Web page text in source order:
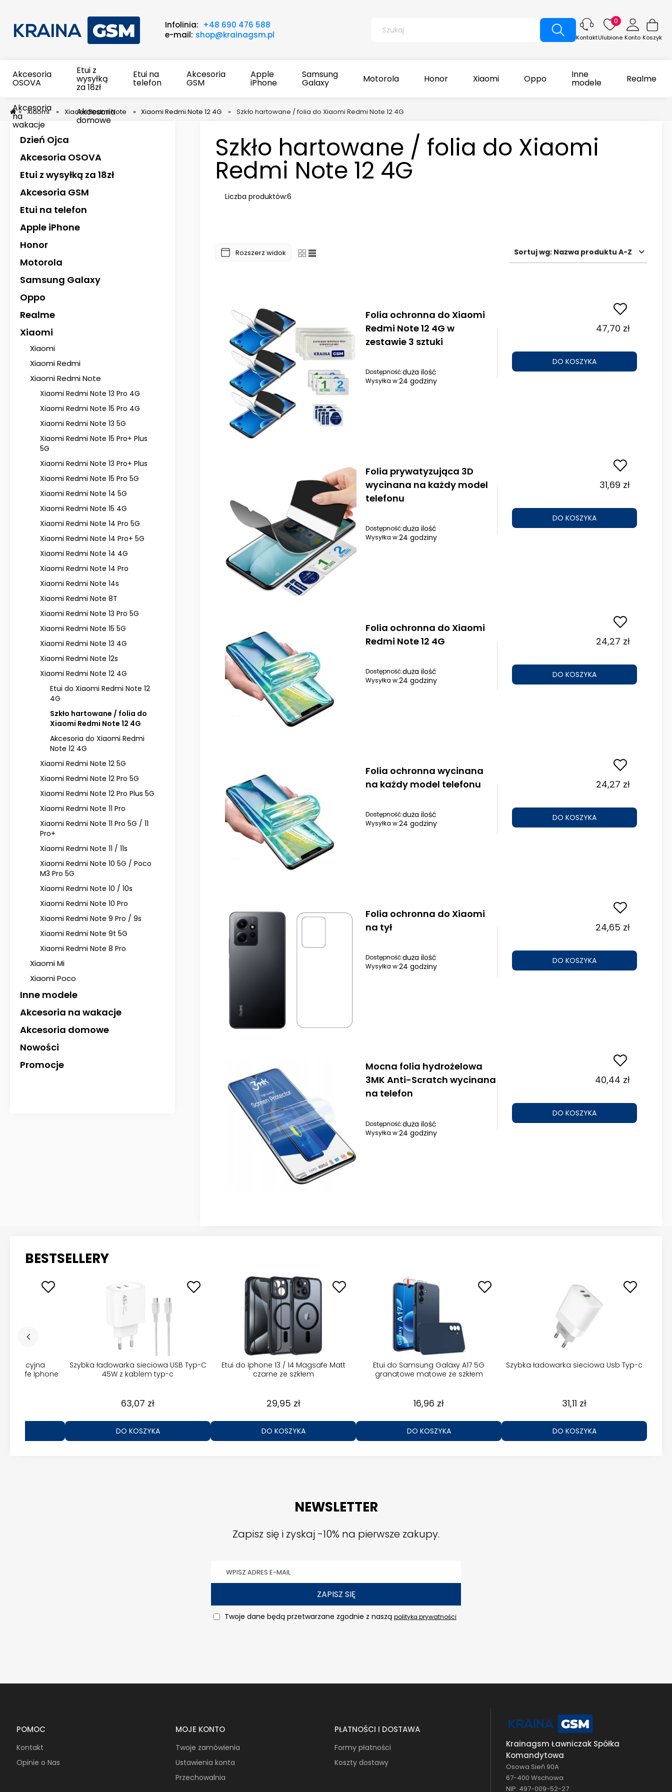
Infolinia: +48 690 476 588
e-mail: shop@krainagsm.pl Koszyk
Konto
KontaktUlubione
0
Akcesoria
OSOVA
Etui z
wysyłką
za 18zł
Etui na
telefon
Akcesoria
GSM
Apple
iPhone
Samsung
Galaxy Motorola Honor Xiaomi Oppo Inne
modele Realme
Akcesoria
na
wakacje
Akcesoria
domowe
» Xiaomi » Xiaomi Redmi Note » Xiaomi Redmi Note 12 4G » Szkło hartowane / folia do Xiaomi Redmi Note 12 4G
Dzień Ojca
Akcesoria OSOVA
Etui z wysyłką za 18zł
Akcesoria GSM
Etui na telefon
Apple iPhone
Honor
Motorola
Samsung Galaxy
Oppo
Realme
Xiaomi
Xiaomi
Xiaomi Redmi
Xiaomi Redmi Note
Xiaomi Redmi Note 13 Pro 4G
Xiaomi Redmi Note 15 Pro 4G
Xiaomi Redmi Note 13 5G
Xiaomi Redmi Note 15 Pro+ Plus
5G
Xiaomi Redmi Note 13 Pro+ Plus
Xiaomi Redmi Note 15 Pro 5G
Xiaomi Redmi Note 14 5G
Xiaomi Redmi Note 15 4G
Xiaomi Redmi Note 14 Pro 5G
Xiaomi Redmi Note 14 Pro+ 5G
Xiaomi Redmi Note 14 4G
Xiaomi Redmi Note 14 Pro
Xiaomi Redmi Note 14s
Xiaomi Redmi Note 8T
Xiaomi Redmi Note 13 Pro 5G
Xiaomi Redmi Note 15 5G
Xiaomi Redmi Note 13 4G
Xiaomi Redmi Note 12s
Xiaomi Redmi Note 12 4G
Etui do Xiaomi Redmi Note 12
4G
Szkło hartowane / folia do
Xiaomi Redmi Note 12 4G
Akcesoria do Xiaomi Redmi
Note 12 4G
Xiaomi Redmi Note 12 5G
Xiaomi Redmi Note 12 Pro 5G
Xiaomi Redmi Note 12 Pro Plus 5G
Xiaomi Redmi Note 11 Pro
Xiaomi Redmi Note 11 Pro 5G / 11
Pro+
Xiaomi Redmi Note 11 / 11s
Xiaomi Redmi Note 10 5G / Poco
M3 Pro 5G
Xiaomi Redmi Note 10 / 10s
Xiaomi Redmi Note 10 Pro
Xiaomi Redmi Note 9 Pro / 9s
Xiaomi Redmi Note 9t 5G
Xiaomi Redmi Note 8 Pro
Xiaomi Mi
Xiaomi Poco
Inne modele
Akcesoria na wakacje
Akcesoria domowe
Nowości
Promocje
Szkło hartowane / folia do Xiaomi
Redmi Note 12 4G
Liczba produktów:6
Rozszerz widok Sortuj wg: Nazwa produktu A-Z
Folia ochronna do Xiaomi
Redmi Note 12 4G w
zestawie 3 sztuki
Dostępność:duża ilość
Wysyłka w:24 godziny
47,70 zł
DO KOSZYKA
Folia prywatyzująca 3D
wycinana na każdy model
telefonu
Dostępność:duża ilość
Wysyłka w:24 godziny
31,69 zł
DO KOSZYKA
Folia ochronna do Xiaomi
Redmi Note 12 4G
Dostępność:duża ilość
Wysyłka w:24 godziny
24,27 zł
DO KOSZYKA
Folia ochronna wycinana
na każdy model telefonu
Dostępność:duża ilość
Wysyłka w:24 godziny
24,27 zł
DO KOSZYKA
Folia ochronna do Xiaomi
na tył
Dostępność:duża ilość
Wysyłka w:24 godziny
24,65 zł
DO KOSZYKA
Mocna folia hydrożelowa
3MK Anti-Scratch wycinana
na telefon
Dostępność:duża ilość
Wysyłka w:24 godziny
40,44 zł
DO KOSZYKA
BESTSELLERY
indukcyjna
Iphone
Szybka ładowarka sieciowa USB Typ-C
45W z kablem typ-c
63,07 zł
DO KOSZYKA
Etui do Iphone 13 / 14 Magsafe Matt
czarne ze szkłem
29,95 zł
DO KOSZYKA
Etui do Samsung Galaxy A17 5G
granatowe matowe ze szkłem
16,96 zł
DO KOSZYKA
Szybka ładowarka sieciowa Usb Typ-c
31,11 zł
DO KOSZYKA
NEWSLETTER
Zapisz się i zyskaj -10% na pierwsze zakupy.
ZAPISZ SIĘ
Twoje dane będą przetwarzane zgodnie z naszą polityką prywatności
POMOC
Kontakt
Opinie o Nas
MOJE KONTO
Twoje zamówienia
Ustawienia konta
Przechowalnia
PŁATNOŚCI I DOSTAWA
Formy płatności
Koszty dostawy
Krainagsm Ławniczak Spółka
Komandytowa
Osowa Sień 90A
67-400 Wschowa
NIP: 497-009-52-27